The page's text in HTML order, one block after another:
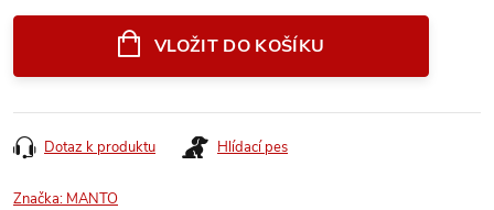
VLOŽIT DO KOŠÍKU
Dotaz k produktu Hlídací pes
Značka: MANTO